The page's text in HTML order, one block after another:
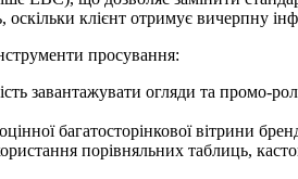
оскільки клієнт отримує вичерпну
просування:
завантажувати огляди та промо-
багатосторінкової вітрини
порівняльних таблиць,